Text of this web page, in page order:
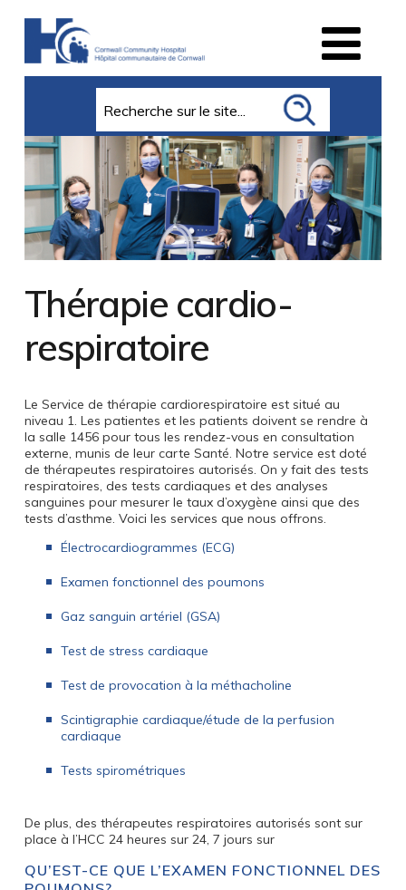
Thérapie cardio-
respiratoire
Le Service de thérapie cardiorespiratoire est situé au
niveau 1. Les patientes et les patients doivent se rendre à
la salle 1456 pour tous les rendez-vous en consultation
externe, munis de leur carte Santé. Notre service est doté
de thérapeutes respiratoires autorisés. On y fait des tests
respiratoires, des tests cardiaques et des analyses
sanguines pour mesurer le taux d’oxygène ainsi que des
tests d’asthme. Voici les services que nous offrons.
Électrocardiogrammes (ECG)
Examen fonctionnel des poumons
Gaz sanguin artériel (GSA)
Test de stress cardiaque
Test de provocation à la méthacholine
Scintigraphie cardiaque/étude de la perfusion
cardiaque
Tests spirométriques
De plus, des thérapeutes respiratoires autorisés sont sur
place à l’HCC 24 heures sur 24, 7 jours sur
QU’EST-CE QUE L’EXAMEN FONCTIONNEL DES